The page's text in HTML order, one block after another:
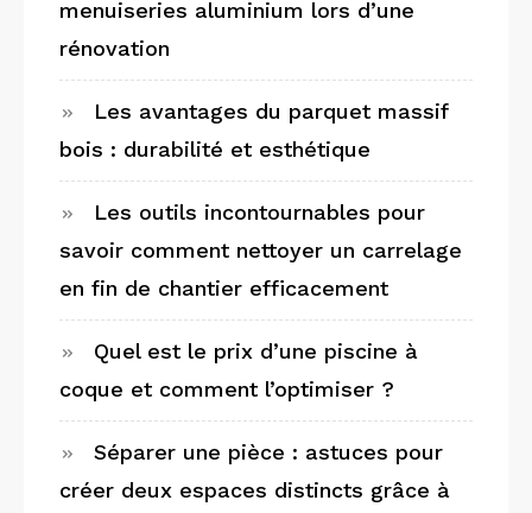
menuiseries aluminium lors d’une
rénovation
Les avantages du parquet massif
bois : durabilité et esthétique
Les outils incontournables pour
savoir comment nettoyer un carrelage
en fin de chantier efficacement
Quel est le prix d’une piscine à
coque et comment l’optimiser ?
Séparer une pièce : astuces pour
créer deux espaces distincts grâce à